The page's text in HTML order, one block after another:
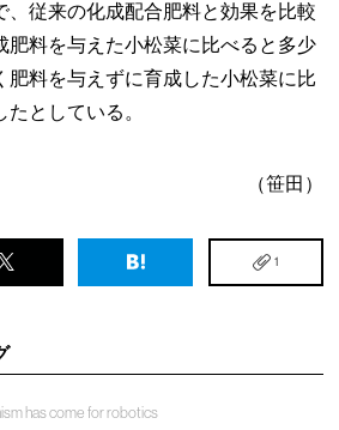
、従来の化成配合肥料と効果を比較
肥料を与えた小松菜に比べると多少
肥料を与えずに育成した小松菜に比
としている。
（笹田）
1
has come for robotics